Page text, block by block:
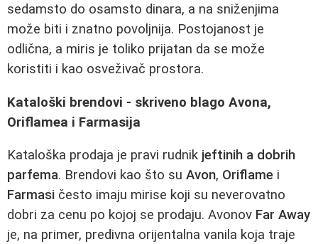
sedamsto do osamsto dinara, a na sniženjima
može biti i znatno povoljnija. Postojanost je
odlična, a miris je toliko prijatan da se može
koristiti i kao osveživač prostora.
Kataloški brendovi - skriveno blago Avona,
Oriflamea i Farmasija
Kataloška prodaja je pravi rudnik jeftinih a dobrih
parfema. Brendovi kao što su Avon, Oriflame i
Farmasi često imaju mirise koji su neverovatno
dobri za cenu po kojoj se prodaju. Avonov Far Away
je, na primer, predivna orijentalna vanila koja traje